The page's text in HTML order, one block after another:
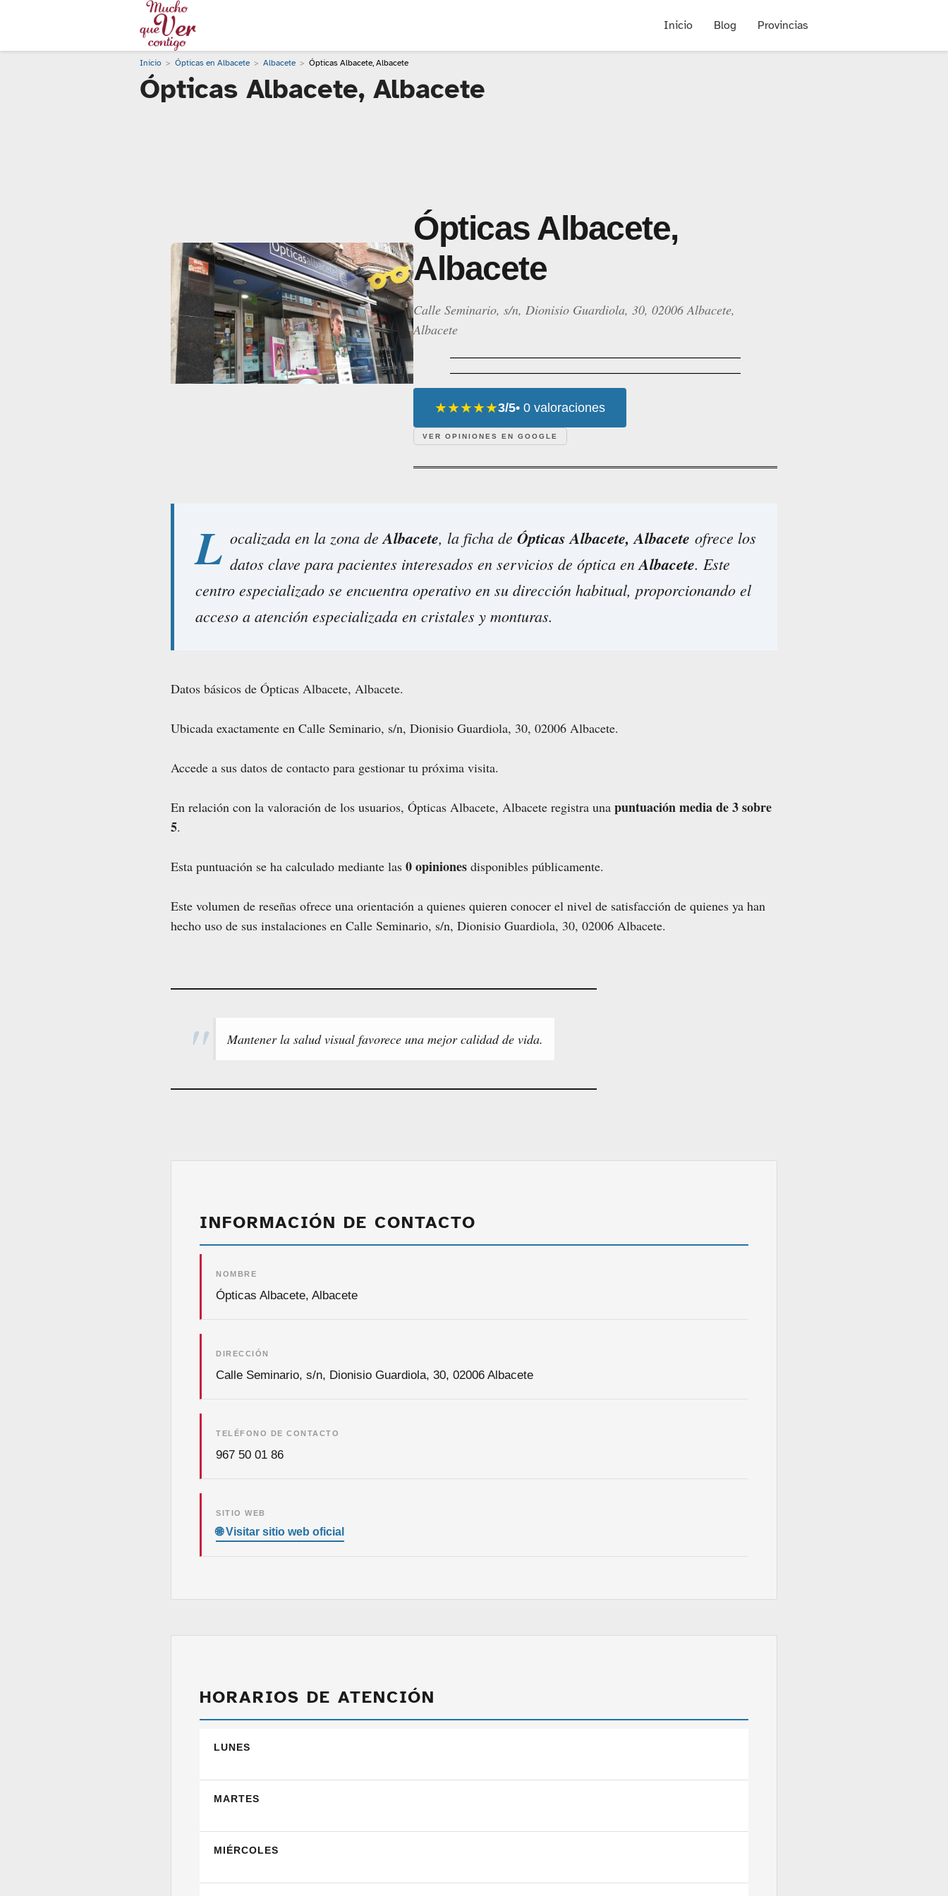
Inicio Blog Provincias
Inicio Ópticas en Albacete Albacete Ópticas Albacete, Albacete
Ópticas Albacete, Albacete
Ópticas Albacete,
Albacete
Calle Seminario, s/n, Dionisio Guardiola, 30, 02006 Albacete,
Albacete
★★★★★3/5• 0 valoraciones
VER OPINIONES EN GOOGLE
L ocalizada en la zona deAlbacete, la ficha de Ópticas Albacete, Albacete ofrece los
datos clave para pacientes interesados en servicios de óptica enAlbacete. Este
centro especializado se encuentra operativo en su dirección habitual, proporcionando el
acceso a atención especializada en cristales y monturas.
Datos básicos de Ópticas Albacete, Albacete.
Ubicada exactamente en Calle Seminario, s/n, Dionisio Guardiola, 30, 02006 Albacete.
Accede a sus datos de contacto para gestionar tu próxima visita.
En relación con la valoración de los usuarios, Ópticas Albacete, Albacete registra una puntuación media de 3 sobre
5.
Esta puntuación se ha calculado mediante las 0 opiniones disponibles públicamente.
Este volumen de reseñas ofrece una orientación a quienes quieren conocer el nivel de satisfacción de quienes ya han
hecho uso de sus instalaciones en Calle Seminario, s/n, Dionisio Guardiola, 30, 02006 Albacete.
Mantener la salud visual favorece una mejor calidad de vida.
INFORMACIÓN DE CONTACTO
NOMBRE
Ópticas Albacete, Albacete
DIRECCIÓN
Calle Seminario, s/n, Dionisio Guardiola, 30, 02006 Albacete
TELÉFONO DE CONTACTO
967 50 01 86
SITIO WEB
HORARIOS DE ATENCIÓN
LUNES
MARTES
MIÉRCOLES